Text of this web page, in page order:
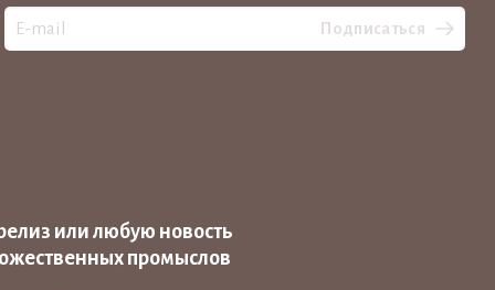
Подписаться
или любую новость
промыслов